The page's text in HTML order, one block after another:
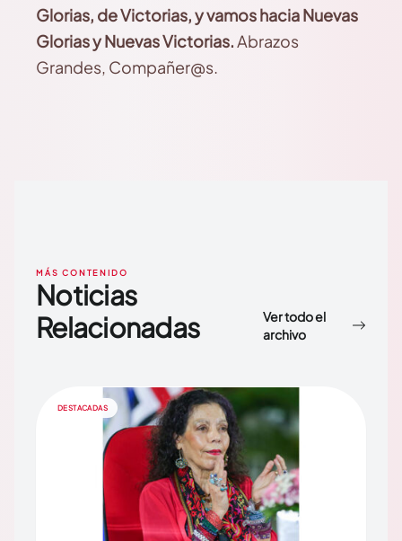
Glorias, de Victorias, y vamos hacia Nuevas
Glorias y Nuevas Victorias.Abrazos
Grandes, Compañer@s.
MÁS CONTENIDO
Noticias
Relacionadas
Ver todo el
archivo
DESTACADAS